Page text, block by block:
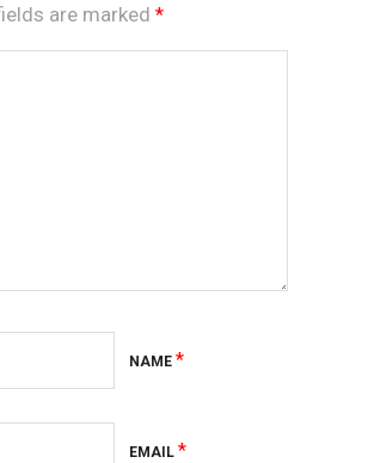
are marked *
NAME *
EMAIL *